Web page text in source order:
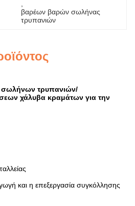
βαρέων βαρών σωλήνας
τρυπανιών
τρυπανιών/
χάλυβα κραμάτων για την
και η επεξεργασία συγκόλλησης